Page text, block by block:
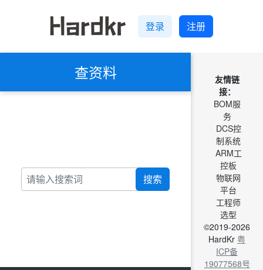
登录 注册
查资料
搜索
友情链
接：
BOM服
务
DCS控
制系统
ARM工
控板
物联网
平台
工程师
选型
©2019-2026
HardKr 粤
ICP备
19077568号